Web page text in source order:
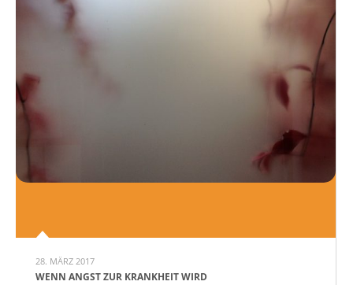
28. MÄRZ 2017
WENN ANGST ZUR KRANKHEIT WIRD